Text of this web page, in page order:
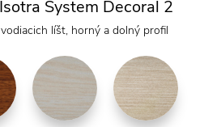
System Decoral 2
líšt, horný a dolný profil